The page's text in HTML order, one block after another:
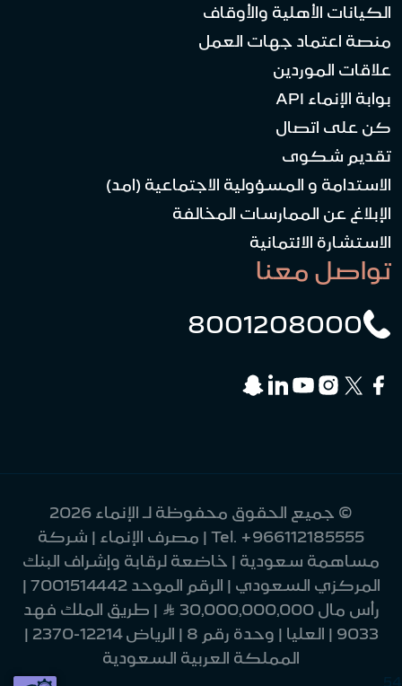
الكيانات الأهلية والأوقاف
منصة اعتماد جهات العمل
علاقات الموردين
بوابة الإنماء API
كن على اتصال
تقديم شكوى
الاستدامة و المسؤولية الاجتماعية (امد)
الإبلاغ عن الممارسات المخالفة
الاستشارة الائتمانية
تواصل معنا
8001208000
© جميع الحقوق محفوظة لـ الإنماء 2026
Tel. +966112185555
| مصرف الإنماء | شركة
مساهمة سعودية | خاضعة لرقابة وإشراف البنك
المركزي السعودي | الرقم الموحد 7001514442 |
رأس مال 30,000,000,000 Ʀ | طريق الملك فهد
9033 | العليا | وحدة رقم 8 | الرياض 12214-2370 |
المملكة العربية السعودية